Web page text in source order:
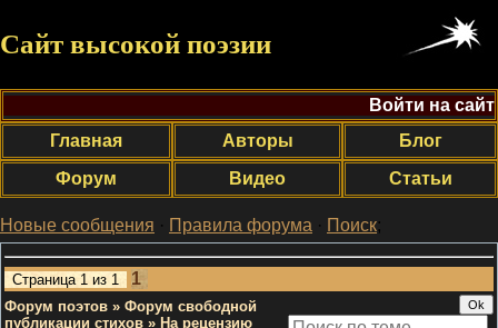
Сайт высокой поэзии
Войти на сайт
Главная
Авторы
Блог
Форум
Видео Статьи
Новые сообщения · Правила форума · Поиск;
Страница 1 из 1 1
Форум поэтов » Форум свободной
публикации стихов » На рецензию